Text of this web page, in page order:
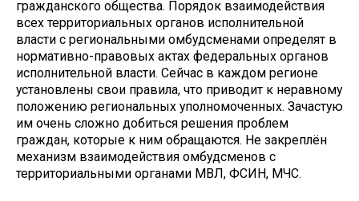
гражданского общества. Порядок взаимодействия
всех территориальных органов исполнительной
власти с региональными омбудсменами определят в
нормативно-правовых актах федеральных органов
исполнительной власти. Сейчас в каждом регионе
установлены свои правила, что приводит к неравному
положению региональных уполномоченных. Зачастую
им очень сложно добиться решения проблем
граждан, которые к ним обращаются. Не закреплён
механизм взаимодействия омбудсменов с
территориальными органами МВЛ, ФСИН, МЧС.